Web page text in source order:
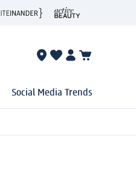
Social Media Trends